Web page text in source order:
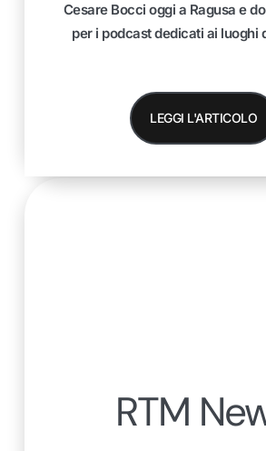
Cesare Bocci oggi a Ragusa e
per i podcast dedicati ai luoghi
LEGGI L'ARTICOLO
RTM